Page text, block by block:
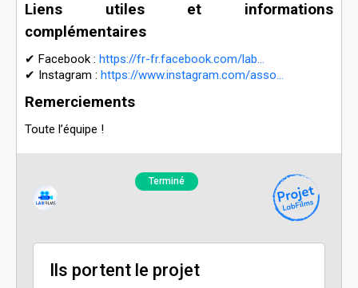
Liens utiles et informations
complémentaires
✔ Facebook : https://fr-fr.facebook.com/lab...
✔ Instagram : https://www.instagram.com/asso...
Remerciements
Toute l’équipe !
Terminé
Ils portent le projet